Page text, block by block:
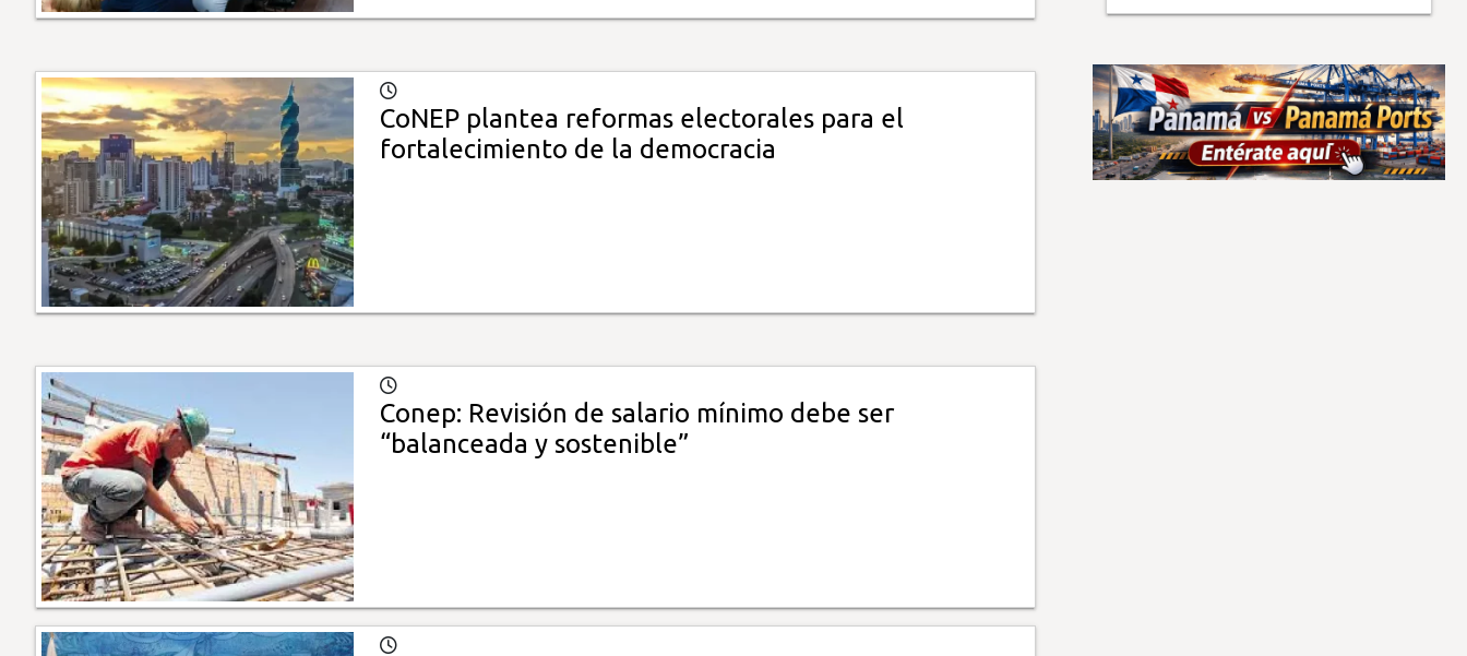
CoNEP plantea reformas electorales para el
fortalecimiento de la democracia
Conep: Revisión de salario mínimo debe ser
“balanceada y sostenible”